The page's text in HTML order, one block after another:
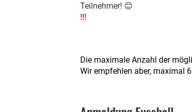
Teilnehmer! 😊
!!!
Die maximale Anzahl der
Wir empfehlen aber, maximal